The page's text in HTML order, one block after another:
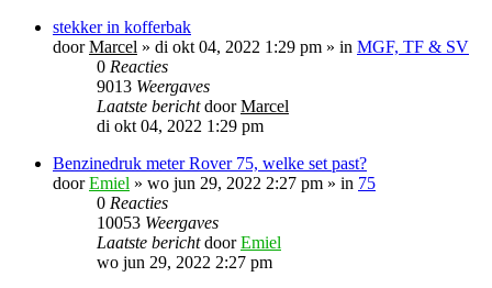
stekker in kofferbak
doorMarcel » di okt 04, 2022 1:29 pm » in MGF, TF & SV
0 Reacties
9013 Weergaves
Laatste berichtdoorMarcel
di okt 04, 2022 1:29 pm
Benzinedruk meter Rover 75, welke set past?
doorEmiel » wo jun 29, 2022 2:27 pm » in 75
0 Reacties
10053 Weergaves
Laatste berichtdoorEmiel
wo jun 29, 2022 2:27 pm